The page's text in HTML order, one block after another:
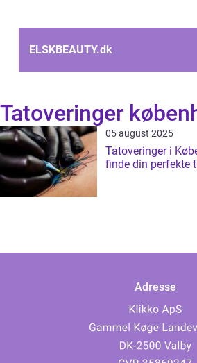
ELSKBEAUTY.dk
Tatoveringer
05 august 2025
Tatoveringer i
finde din perfekte
Adresse